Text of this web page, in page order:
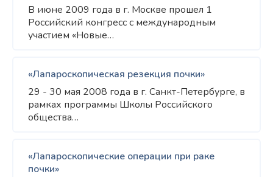
В июне 2009 года в г. Москве прошел 1
Российский конгресс с международным
участием «Новые…
«Лапароскопическая резекция почки»
29 - 30 мая 2008 года в г. Санкт-Петербурге, в
рамках программы Школы Российского
общества…
«Лапароскопические операции при раке
почки»